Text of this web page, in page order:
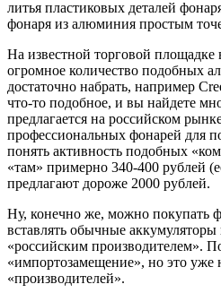
литья пластиковых деталей
фонаря из алюминия простым
На известной торговой
огромное количество подобных
достаточно набрать, например
что-то подобное, и вы найдете
предлагается на российском
профессиональных фонарей для
понять активность подобных
«там» примерно 340-400 рублей
предлагают дороже 2000 рублей.
Ну, конечно же, можно покупать
вставлять обычные аккумуляторы
«российским производителем».
«импортозамещение», но это уже
«производителей».